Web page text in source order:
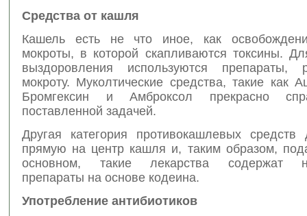
Средства от кашля
Кашель есть не что иное, как
мокроты, в которой скапливаются токсины.
выздоровления используются препараты,
мокроту. Муколтические средства, такие как
Бромгексин и Амброксол прекрасно
поставленной задачей.
Другая категория противокашлевых средств
прямую на центр кашля и, таким образом,
основном, такие лекарства содержат
препараты на основе кодеина.
Употребление антибиотиков